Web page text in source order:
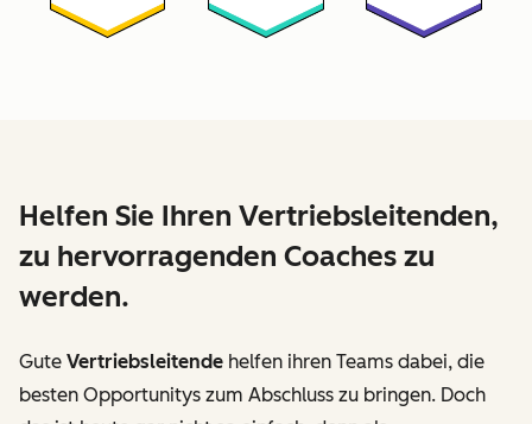
Helfen Sie Ihren Vertriebsleitenden,
zu hervorragenden Coaches zu
werden.
Gute Vertriebsleitende helfen ihren Teams dabei, die
besten Opportunitys zum Abschluss zu bringen. Doch